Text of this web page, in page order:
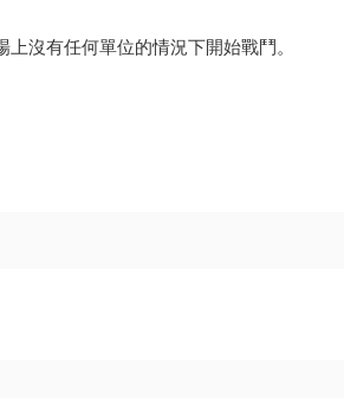
沒有任何單位的情況下開始戰鬥。